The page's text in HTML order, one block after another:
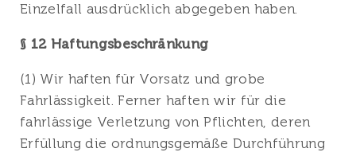
Einzelfall ausdrücklich abgegeben haben.
§ 12 Haftungsbeschränkung
(1) Wir haften für Vorsatz und grobe
Fahrlässigkeit. Ferner haften wir für die
fahrlässige Verletzung von Pflichten, deren
Erfüllung die ordnungsgemäße Durchführung